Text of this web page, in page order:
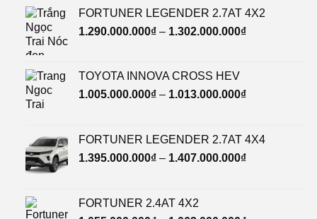
FORTUNER LEGENDER 2.7AT 4X2
1.290.000.000₫– 1.302.000.000₫
TOYOTA INNOVA CROSS HEV
1.005.000.000₫– 1.013.000.000₫
FORTUNER LEGENDER 2.7AT 4X4
1.395.000.000₫– 1.407.000.000₫
FORTUNER 2.4AT 4X2